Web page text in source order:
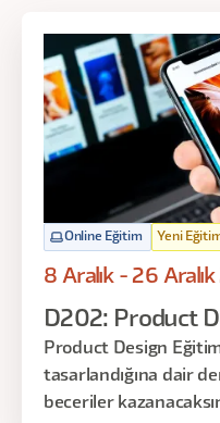
Online Eğitim Yeni
8 Aralık - 26
D202: Product
Product Design
tasarlandığına dair
beceriler